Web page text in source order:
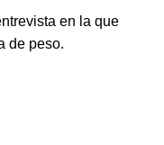
en la que
de peso.